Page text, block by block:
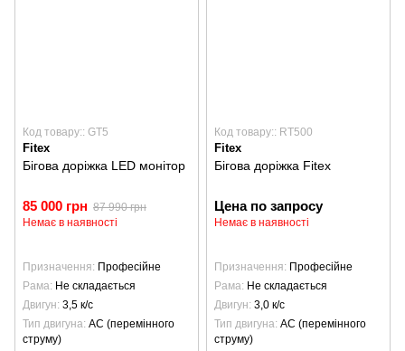
Код товару:: GT5
Fitex
Бігова доріжка LED монітор
85 000 грн 87 990 грн
Немає в наявності
Призначення
Професійне
Рама Не складається
Двигун 3,5 к/с
Тип двигуна AC (перемінного
струму)
Код товару:: RT500
Fitex
Бігова доріжка Fitex
Цена по запросу
Немає в наявності
Призначення
Професійне
Рама Не складається
Двигун 3,0 к/с
Тип двигуна AC (перемінного
струму)